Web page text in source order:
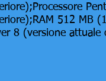
512 MB
8 (versione